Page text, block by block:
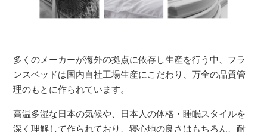
多くのメーカーが海外の拠点に依存し生産を行う中、フラ
ンスベッドは国内自社工場生産にこだわり、万全の品質管
理のもとに作られています。
高温多湿な日本の気候や、日本人の体格・睡眠スタイルを
深く理解して作られており、寝心地の良さはもちろん、耐